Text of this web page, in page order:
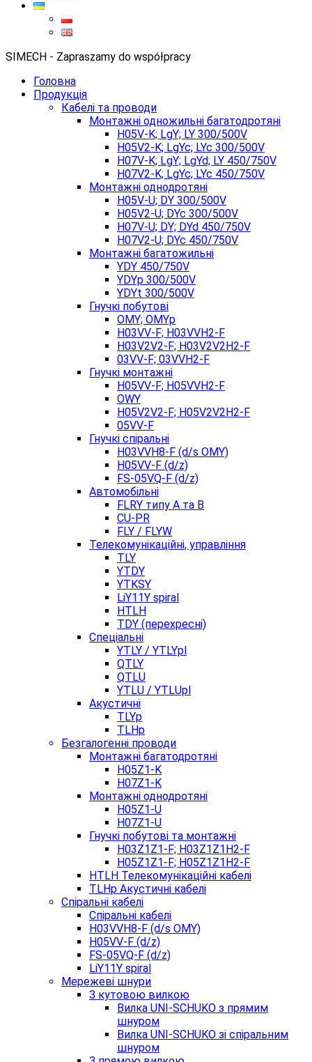
SIMECH - Zapraszamy do współpracy
Головна
Продукція
Кабелі та проводи
Монтажні одножильні багатодротяні
H05V-K; LgY; LY 300/500V
H05V2-K; LgYc; LYc 300/500V
H07V-K; LgY; LgYd; LY 450/750V
H07V2-K; LgYc; LYc 450/750V
Монтажні однодротяні
H05V-U; DY 300/500V
H05V2-U; DYc 300/500V
H07V-U; DY; DYd 450/750V
H07V2-U; DYc 450/750V
Монтажні багатожильні
YDY 450/750V
YDYp 300/500V
YDYt 300/500V
Гнучкі побутові
OMY; OMYp
H03VV-F; H03VVH2-F
H03V2V2-F; H03V2V2H2-F
03VV-F; 03VVH2-F
Гнучкі монтажні
H05VV-F; H05VVH2-F
OWY
H05V2V2-F; H05V2V2H2-F
05VV-F
Гнучкі спіральні
H03VVH8-F (d/s OMY)
H05VV-F (d/z)
FS-05VQ-F (d/z)
Автомобільні
FLRY типу A та B
CU-PR
FLY / FLYW
Телекомунікаційні, управління
TLY
YTDY
YTKSY
LiY11Y spiral
HTLH
TDY (перехресні)
Спеціальні
YTLY / YTLYpl
QTLY
QTLU
YTLU / YTLUpl
Акустичні
TLYp
TLHp
Безгалогенні проводи
Монтажні багатодротяні
H05Z1-K
H07Z1-K
Монтажні однодротяні
H05Z1-U
H07Z1-U
Гнучкі побутові та монтажні
H03Z1Z1-F; H03Z1Z1H2-F
H05Z1Z1-F; H05Z1Z1H2-F
HTLH Телекомунікаційні кабелі
TLHp Акустичні кабелі
Спіральні кабелі
Спіральні кабелі
H03VVH8-F (d/s OMY)
H05VV-F (d/z)
FS-05VQ-F (d/z)
LiY11Y spiral
Мережеві шнури
З кутовою вилкою
Вилка UNI-SCHUKO з прямим
шнуром
Вилка UNI-SCHUKO зі спіральним
шнуром